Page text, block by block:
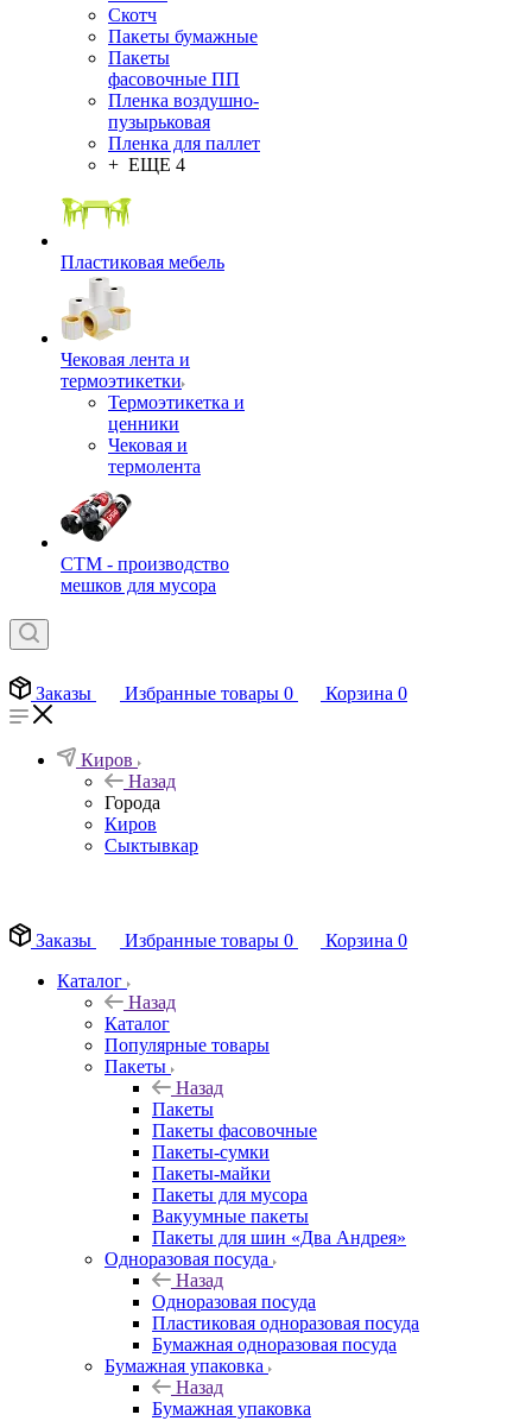
Скотч
Пакеты бумажные
Пакеты
фасовочные ПП
Пленка воздушно-
пузырьковая
Пленка для паллет
+ ЕЩЕ 4
Пластиковая мебель
Чековая лента и
термоэтикетки
Термоэтикетка и
ценники
Чековая и
термолента
СТМ - производство
мешков для мусора
Заказы Избранные товары 0 Корзина 0
Киров
Назад
Города
Киров
Сыктывкар
Заказы
Избранные товары 0 Корзина 0
Каталог
Назад
Каталог
Популярные товары
Пакеты
Назад
Пакеты
Пакеты фасовочные
Пакеты-сумки
Пакеты-майки
Пакеты для мусора
Вакуумные пакеты
Пакеты для шин «Два Андрея»
Одноразовая посуда
Назад
Одноразовая посуда
Пластиковая одноразовая посуда
Бумажная одноразовая посуда
Бумажная упаковка
Назад
Бумажная упаковка